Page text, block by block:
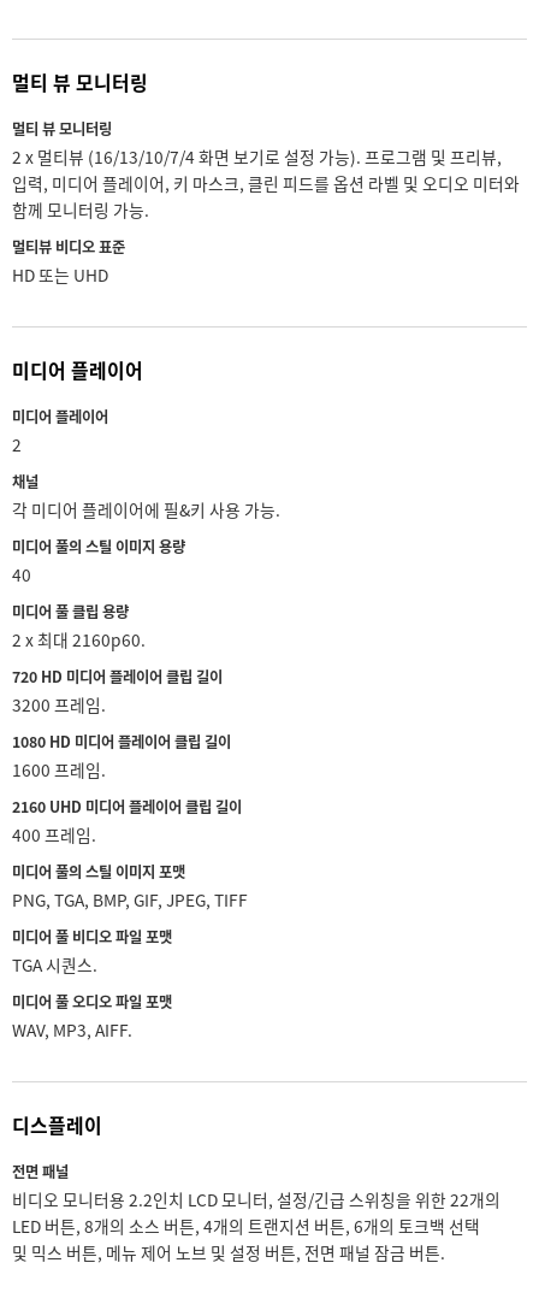
멀티 뷰 모니터링
멀티 뷰 모니터링
2 x 멀티뷰 (16/13/10/7/4 화면 보기로 설정 가능). 프로그램 및 프리뷰,
입력, 미디어 플레이어, 키 마스크, 클린 피드를 옵션 라벨 및 오디오 미터와
함께 모니터링 가능.
멀티뷰 비디오 표준
HD 또는 UHD
미디어 플레이어
미디어 플레이어
2
채널
각 미디어 플레이어에 필&키 사용 가능.
미디어 풀의 스틸 이미지 용량
40
미디어 풀 클립 용량
2 x 최대 2160p60.
720 HD 미디어 플레이어 클립 길이
3200 프레임.
1080 HD 미디어 플레이어 클립 길이
1600 프레임.
2160 UHD 미디어 플레이어 클립 길이
400 프레임.
미디어 풀의 스틸 이미지 포맷
PNG, TGA, BMP, GIF, JPEG, TIFF
미디어 풀 비디오 파일 포맷
TGA 시퀀스.
미디어 풀 오디오 파일 포맷
WAV, MP3, AIFF.
디스플레이
전면 패널
비디오 모니터용 2.2인치 LCD 모니터, 설정/긴급 스위칭을 위한 22개의
LED 버튼, 8개의 소스 버튼, 4개의 트랜지션 버튼, 6개의 토크백 선택
및 믹스 버튼, 메뉴 제어 노브 및 설정 버튼, 전면 패널 잠금 버튼.